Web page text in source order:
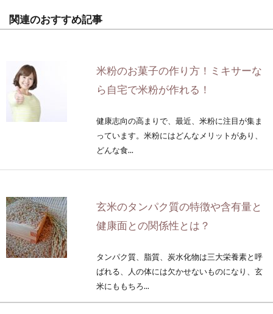
関連のおすすめ記事
米粉のお菓子の作り方！ミキサーな
ら自宅で米粉が作れる！
健康志向の高まりで、最近、米粉に注目が集ま
っています。米粉にはどんなメリットがあり、
どんな食...
玄米のタンパク質の特徴や含有量と
健康面との関係性とは？
タンパク質、脂質、炭水化物は三大栄養素と呼
ばれる、人の体には欠かせないものになり、玄
米にももちろ...